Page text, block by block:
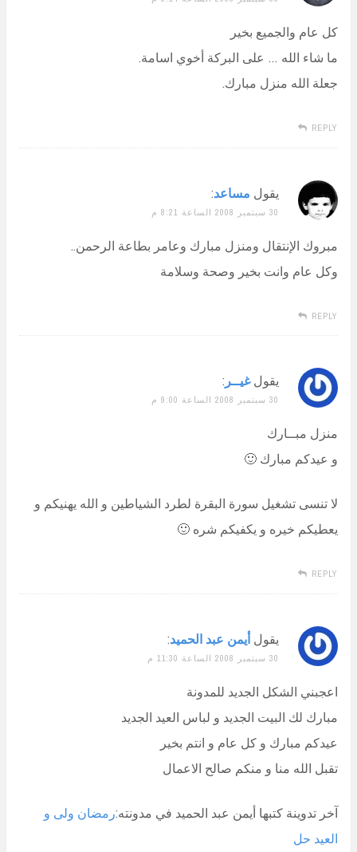
كل عام والجميع بخير
ما شاء الله … على البركة أخوي اسامة.
جعلة الله منزل مبارك.
REPLY
يقول مساعد:
30 سبتمبر 2008 الساعة 8:21 م
مبروك الإنتقال ومنزل مبارك وعامر بطاعة الرحمن..
وكل عام وانت بخير وصحة وسلامة
REPLY
يقول غيــر :
30 سبتمبر 2008 الساعة 9:00 م
منزل مبــارك
و عيدكم مبارك 🙂
لا تنسى تشغيل سورة البقرة لطرد الشياطين و الله يهنيكم و
يعطيكم خيره و يكفيكم شره 🙂
REPLY
يقول أيمن عبد الحميد:
30 سبتمبر 2008 الساعة 11:30 م
اعجبني الشكل الجديد للمدونة
مبارك لك البيت الجديد و لباس العيد الجديد
عيدكم مبارك و كل عام و انتم بخير
تقبل الله منا و منكم صالح الاعمال
آخر تدوينة كتبها أيمن عبد الحميد في مدونته:رمضان ولى و
العيد حل